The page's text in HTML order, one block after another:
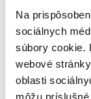
Na
sociálnych
súbory cookie.
webové
oblasti
môžu
Produkt je
ani klasický olej,
každodenné
Tento
starostlivosti o